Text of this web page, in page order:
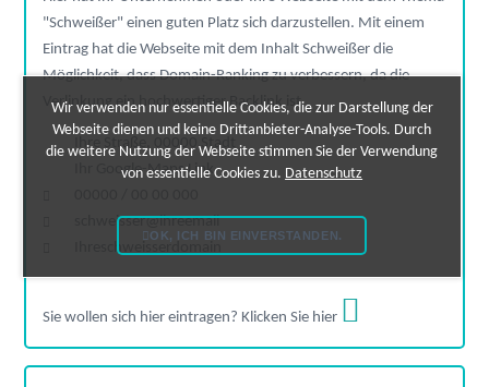
"Schweißer" einen guten Platz sich darzustellen. Mit einem
Eintrag hat die Webseite mit dem Inhalt Schweißer die
Möglichkeit, dass Domain-Ranking zu verbessern, da die
Verlinkung ein hochwertiger Backlink ist.
Ihre Straße, 00000 Stadt
Ihr Google-Maps Link
schweisser@ihreemail
Ihreschweisserdomain
Sie wollen sich hier eintragen? Klicken Sie hier
Wir verwenden nur essentielle Cookies, die zur Darstellung der
Webseite dienen und keine Drittanbieter-Analyse-Tools. Durch
die weitere Nutzung der Webseite stimmen Sie der Verwendung
von essentielle Cookies zu. Datenschutz
OK, ICH BIN EINVERSTANDEN.